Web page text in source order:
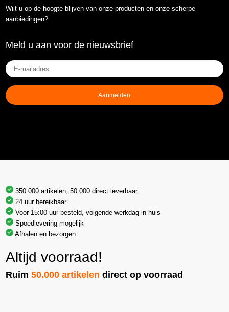
Wilt u op de hoogte blijven van onze producten en onze scherpe
aanbiedingen?
Meld u aan voor de nieuwsbrief
E-
mailadres(Vereist)
Aanmelden
350.000 artikelen, 50.000 direct leverbaar
24 uur bereikbaar
Voor 15:00 uur besteld, volgende werkdag in huis
Spoedlevering mogelijk
Afhalen en bezorgen
Altijd voorraad!
Ruim50.000 artikelen direct op voorraad